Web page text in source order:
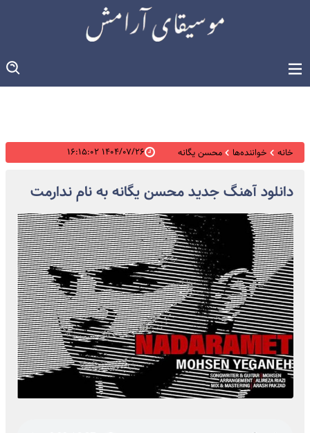
خانه خواننده‌ها محسن یگانه ۱۴۰۴/۰۷/۲۶ ۱۶:۱۵:۰۲
دانلود آهنگ جدید محسن یگانه به نام ندارمت